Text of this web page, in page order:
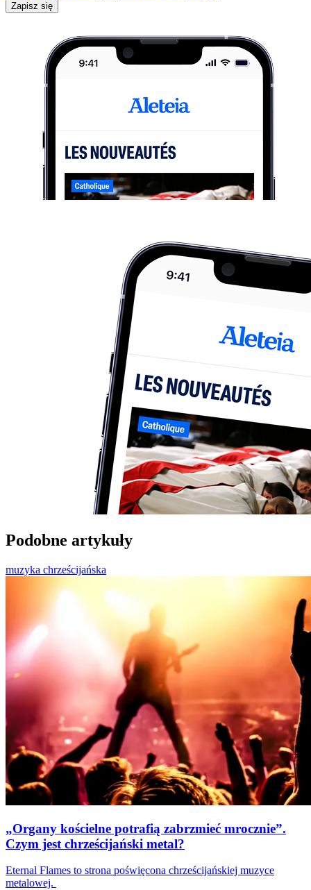
Zapisz się
Podobne artykuły
muzyka chrześcijańska
„Organy kościelne potrafią zabrzmieć mrocznie”.
Czym jest chrześcijański metal?
Eternal Flames to strona poświęcona chrześcijańskiej muzyce
metalowej.